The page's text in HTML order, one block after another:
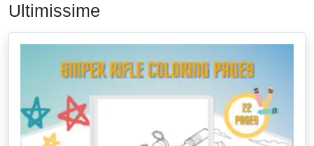
Ultimissime